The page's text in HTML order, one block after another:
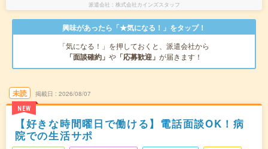
派遣会社 株式会社カインズスタッフ
興味があったら「★気になる！」をタップ！
「気になる！」を押しておくと、派遣会社から
「面談確約」 や 「応募歓迎」 が届きます！
未読
NEW
掲載日 2026/08/07
【好きな時間曜日で働ける】電話面談OK！病
院での生活サポ